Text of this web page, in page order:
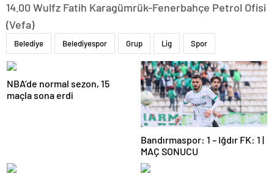
14.00 Wulfz Fatih Karagümrük-Fenerbahçe Petrol Ofisi
(Vefa)
Belediye Belediyespor Grup Lig Spor
NBA’de normal sezon, 15
maçla sona erdi
Bandırmaspor: 1 – Iğdır FK: 1 |
MAÇ SONUCU